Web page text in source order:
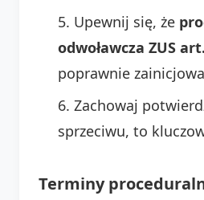
Upewnij się, że
odwoławcza ZUS
poprawnie
Zachowaj
sprzeciwu, to
Terminy